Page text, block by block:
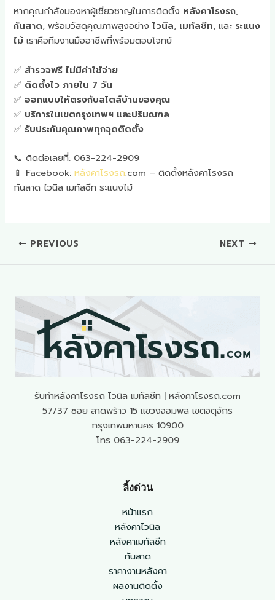
หากคุณกำลังมองหาผู้เชี่ยวชาญในการติดตั้ง หลังคาโรงรถ,
กันสาด, พร้อมวัสดุคุณภาพสูงอย่างไวนิล, เมทัลชีท, และ ระแนง
ไม้ เราคือทีมงานมืออาชีพที่พร้อมตอบโจทย์
✅ สำรวจฟรี ไม่มีค่าใช้จ่าย
✅ ติดตั้งไว ภายใน 7 วัน
✅ ออกแบบให้ตรงกับสไตล์บ้านของคุณ
✅ บริการในเขตกรุงเทพฯ และปริมณฑล
✅ รับประกันคุณภาพทุกจุดติดตั้ง
📞 ติดต่อเลยที่: 063-224-2909
📱 Facebook:หลังคาโรงรถ.com – ติดตั้งหลังคาโรงรถ
กันสาด ไวนิล เมทัลชีท ระแนงไม้
PREVIOUS NEXT
รับทำหลังคาโรงรถ ไวนิล เมทัลชีท | หลังคาโรงรถ.com
57/37 ซอย ลาดพร้าว 15 แขวงจอมพล เขตจตุจักร
กรุงเทพมหานคร 10900
โทร 063-224-2909
ลิ้งด่วน
หน้าแรก
หลังคาไวนิล
หลังคาเมทัลชีท
กันสาด
ราคางานหลังคา
ผลงานติดตั้ง